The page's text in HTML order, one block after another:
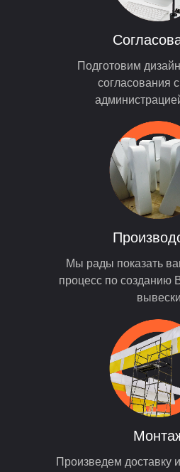
Подготовим
согласования
Мы рады показать
процесс по созданию
вывески
Произведем доставку